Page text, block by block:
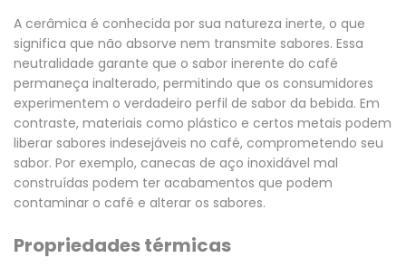
A cerâmica é conhecida por sua natureza inerte, o que
significa que não absorve nem transmite sabores. Essa
neutralidade garante que o sabor inerente do café
permaneça inalterado, permitindo que os consumidores
experimentem o verdadeiro perfil de sabor da bebida. Em
contraste, materiais como plástico e certos metais podem
liberar sabores indesejáveis ​​no café, comprometendo seu
sabor. Por exemplo, canecas de aço inoxidável mal
construídas podem ter acabamentos que podem
contaminar o café e alterar os sabores.
Propriedades térmicas